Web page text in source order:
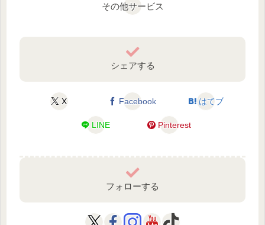
その他サービス
シェアする
X Facebook はてブ
LINE Pinterest
フォローする